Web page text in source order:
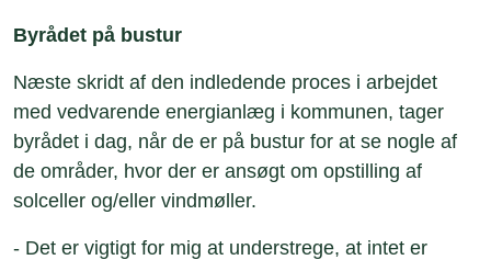
Byrådet på bustur
Næste skridt af den indledende proces i arbejdet
med vedvarende energianlæg i kommunen, tager
byrådet i dag, når de er på bustur for at se nogle af
de områder, hvor der er ansøgt om opstilling af
solceller og/eller vindmøller.
- Det er vigtigt for mig at understrege, at intet er